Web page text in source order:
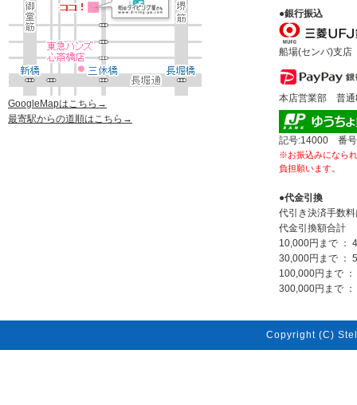
GoogleMapはこちら→
最寄駅からの道順はこちら→
●銀行振込
船場(センバ)支
本店営業部 普通
記号:14000 番号
※お振込みになら
負担願います。
●代金引換
代引き決済手数
代金引換額合計
10,000円まで ：
30,000円まで ：
100,000円まで
300,000円まで
Copyright (C)